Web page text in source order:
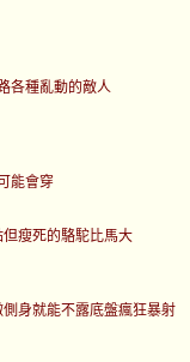
各種亂動的敵人
能會穿
瘦死的駱駝比馬大
身就能不露底盤瘋狂暴射